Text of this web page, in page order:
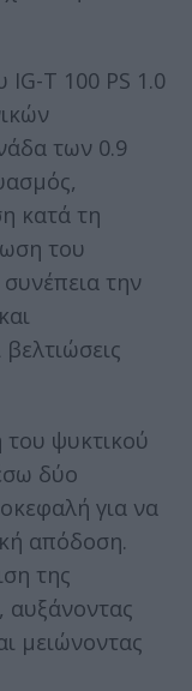
IG-T 100 PS 1.0
των 0.9
κατά τη
του
την
ψυκτικού
δύο
για να
απόδοση.
της
αυξάνοντας
μειώνοντας